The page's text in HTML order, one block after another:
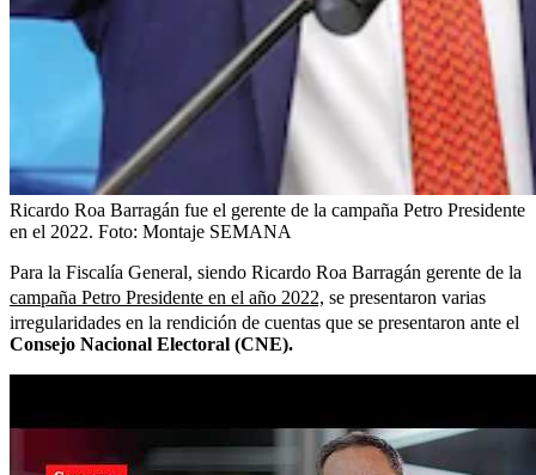
Ricardo Roa Barragán fue el gerente de la campaña Petro Presidente
en el 2022. Foto: Montaje SEMANA
Para la Fiscalía General, siendo Ricardo Roa Barragán gerente de la
campaña Petro Presidente en el año 2022, se presentaron varias
irregularidades en la rendición de cuentas que se presentaron ante el
Consejo Nacional Electoral (CNE).